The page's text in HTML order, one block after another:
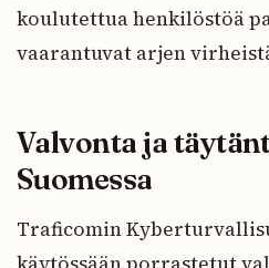
koulutettua henkilöstöä
vaarantuvat arjen
Valvonta ja
Suomessa
Traficomin